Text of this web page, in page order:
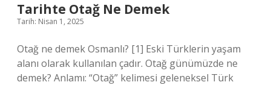
Tarihte Otağ Ne Demek
Tarih: Nisan 1, 2025
Otağ ne demek Osmanlı? [1] Eski Türklerin yaşam
alanı olarak kullanılan çadır. Otağ günümüzde ne
demek? Anlamı: “Otağ” kelimesi geleneksel Türk